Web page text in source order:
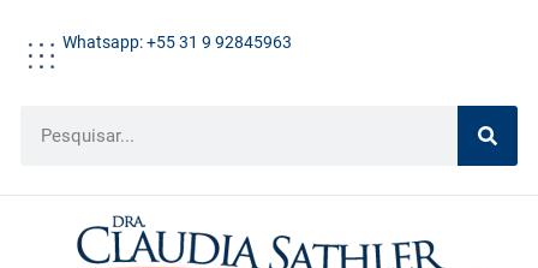
Whatsapp: +55 31 9 92845963